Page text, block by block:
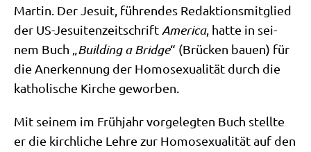
Mar­tin. Der Jesu­it, füh­ren­des Redak­ti­ons­mit­glied
der US-Jesui­ten­zeit­schriftAme­ri­ca, hat­te in sei­
nem Buch „Buil­ding a Bridge“ (Brücken bau­en) für
die Aner­ken­nung der Homo­se­xua­li­tät durch die
katho­li­sche Kir­che geworben.
Mit sei­nem im Früh­jahr vor­ge­leg­ten Buch stell­te
er die kirch­li­che Leh­re zur Homo­se­xua­li­tät auf den